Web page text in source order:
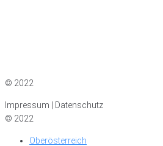
© 2022
Impressum | Datenschutz
© 2022
Oberösterreich